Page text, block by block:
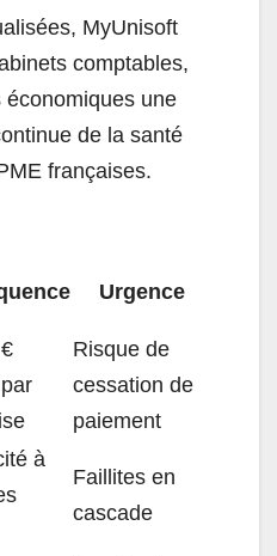
MyUnisoft
comptables,
une
de la santé
françaises.
Urgence
Risque de
cessation de
paiement
à
Faillites en
cascade